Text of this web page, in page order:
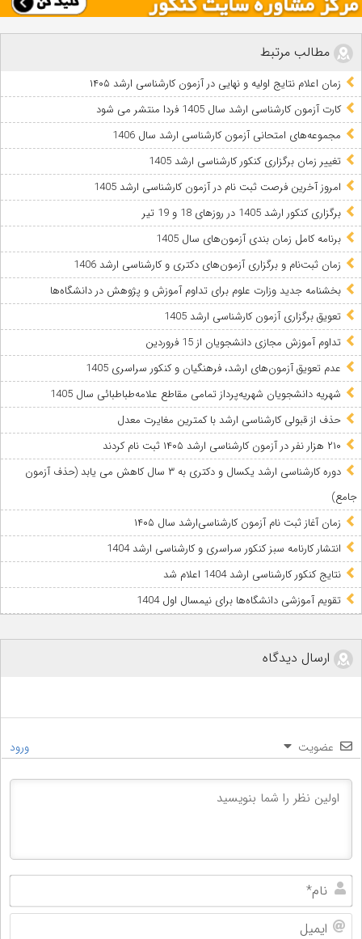
مطالب مرتبط
زمان اعلام نتایج اولیه و نهایی در آزمون کارشناسی ارشد ۱۴۰۵
کارت آزمون کارشناسی ارشد سال 1405 فردا منتشر می شود
مجموعه‌های امتحانی آزمون کارشناسی ‌ارشد سال 1406
تغییر زمان برگزاری کنکور کارشناسی ارشد 1405
امروز آخرین فرصت ثبت نام در آزمون کارشناسی ارشد 1405
برگزاری کنکور ارشد 1405 در روزهای 18 و 19 تیر
برنامه کامل زمان بندی آزمون‌های سال 1405
زمان ثبت‌نام و برگزاری آزمون‌های دکتری و کارشناسی ارشد 1406
بخشنامه جدید وزارت علوم برای تداوم آموزش و پژوهش در دانشگاه‌ها
تعویق برگزاری آزمون کارشناسی ارشد 1405
تداوم آموزش مجازی دانشجویان از 15 فروردین
عدم تعویق آزمون‌های ارشد، فرهنگیان و کنکور سراسری 1405
شهریه دانشجویان شهریه‌پرداز تمامی مقاطع علامه‌طباطبائی سال 1405
حذف از قبولی کارشناسی ارشد با کمترین مغایرت معدل
۲۱۰ هزار نفر در آزمون کارشناسی ارشد ۱۴۰۵ ثبت نام کردند
دوره کارشناسی ارشد یکسال و دکتری به ۳ سال کاهش می‌ یابد (حذف آزمون
جامع)
زمان آغاز ثبت نام آزمون کارشناسی‌ارشد سال ۱۴۰۵
انتشار کارنامه سبز کنکور سراسری و کارشناسی ارشد 1404
نتایج کنکور کارشناسی ارشد 1404 اعلام شد
تقویم آموزشی دانشگاه‌ها برای نیمسال اول 1404
ارسال دیدگاه
عضویت ورود